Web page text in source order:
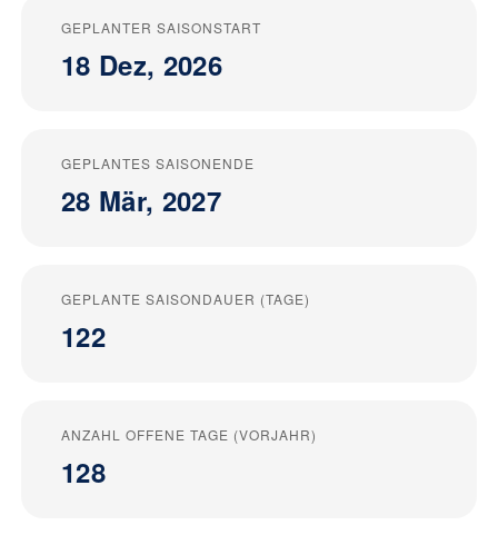
GEPLANTER SAISONSTART
18 Dez, 2026
GEPLANTES SAISONENDE
28 Mär, 2027
GEPLANTE SAISONDAUER (TAGE)
122
ANZAHL OFFENE TAGE (VORJAHR)
128